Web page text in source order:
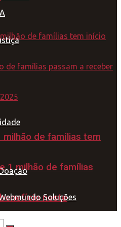
milhão de famílias tem
1 milhão de famílias
neste
Soluções